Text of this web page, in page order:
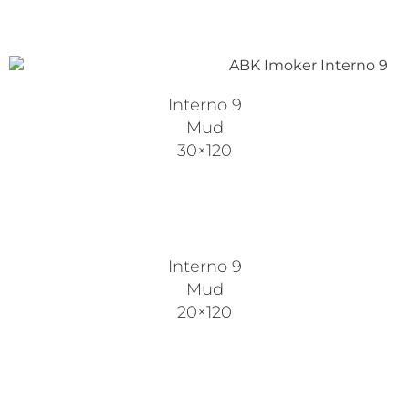
Interno 9
Mud
30×120
Interno 9
Mud
20×120